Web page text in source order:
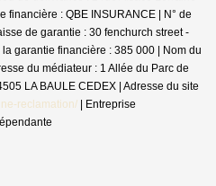
financière : QBE INSURANCE | N° de
de garantie : 30 fenchurch street -
garantie financière : 385 000 | Nom du
du médiateur : 1 Allée du Parc de
LA BAULE CEDEX | Adresse du site
reclamation/ | Entreprise